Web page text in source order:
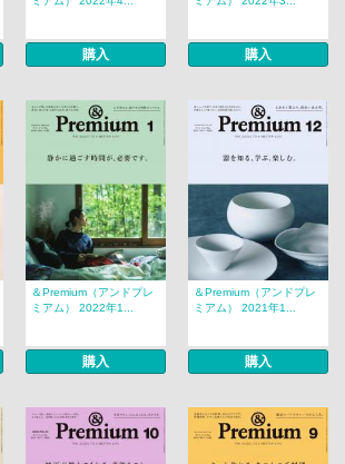
購入 購入
＆Premium（アンドプレ
ミアム） 2022年1...
購入
＆Premium（アンドプレ
ミアム） 2021年1...
購入